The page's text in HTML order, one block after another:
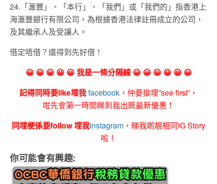
24.「滙豐」、「本行」、「我們」或「我們的」指香港上
海滙豐銀行有限公司，為根據香港法律註冊成立的公司，
及其繼承人及受讓人。
借定唔借？還得到先好借！
😀 😀 😀 😀 😀 我是一條分隔線 😀 😀 😀 😀 😀 😀
記得同時要like埋我facebook ，仲要撳埋”see first”，
咁先會第一時間睇到我出既最新優惠！
同埋梗係要follow 埋我Instagram ，睇我啲靚相同IG Story
啦！
你可能會有興趣: